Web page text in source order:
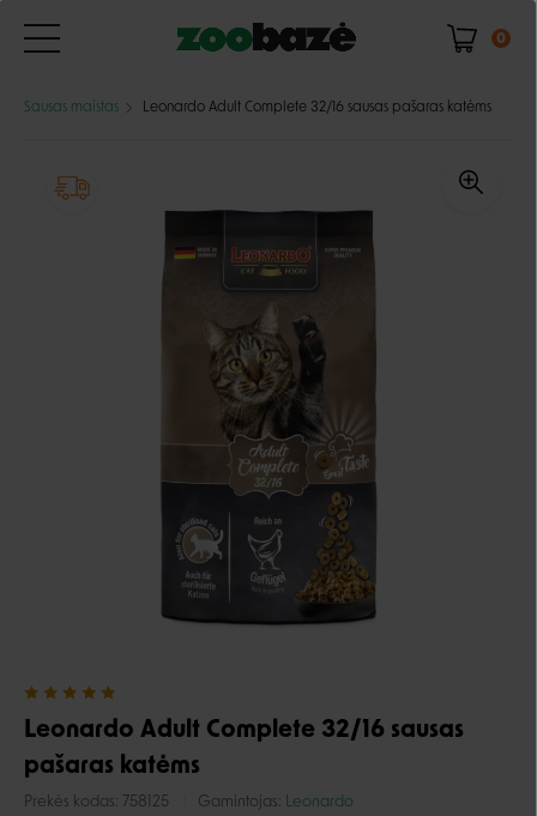
0
Sausas maistas Leonardo Adult Complete 32/16 sausas pašaras katėms
Leonardo Adult Complete 32/16 sausas
pašaras katėms
Prekės kodas: 758125 Gamintojas: Leonardo